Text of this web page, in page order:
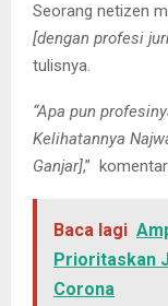
Seorang netizen
[dengan profesi
tulisnya.
“Apa pun
Kelihatannya
Ganjar],”
Baca lagi
Prioritaskan
Corona